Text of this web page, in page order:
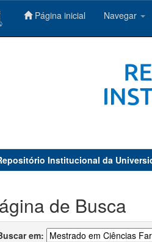
Página inicial Navegar
Institucional da
de Busca
em: